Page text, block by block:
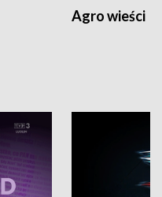
Agro wieści